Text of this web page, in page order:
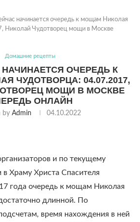
начинается очередь к мощам Николая
Николай Чудотворец мощи в Москве
Домашние рецепты
НАЧИНАЕТСЯ ОЧЕРЕДЬ К
ЧУДОТВОРЦА: 04.07.2017,
МОЩИ В МОСКВЕ
ОНЛАЙН
by Admin 04.10.2022
и по текущему
Храму Христа Спасителя
года очередь к мощам Николая
длинной. По
время нахождения в ней